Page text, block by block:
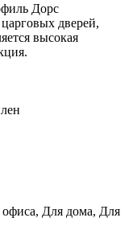
Дорс
дверей,
высокая
Для дома, Для